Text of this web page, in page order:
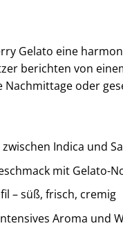
Gelato eine
berichten von
oder
Indica und
mit Gelato-
– süß, frisch, cremig
Aroma und